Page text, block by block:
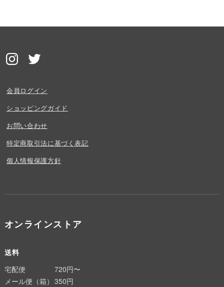
会員ログイン
ショッピングガイド
お問い合わせ
特定商取引法に基づく表記
個人情報保護方針
オンラインストア
送料
宅配便
720円〜
メール便（箱） 350円